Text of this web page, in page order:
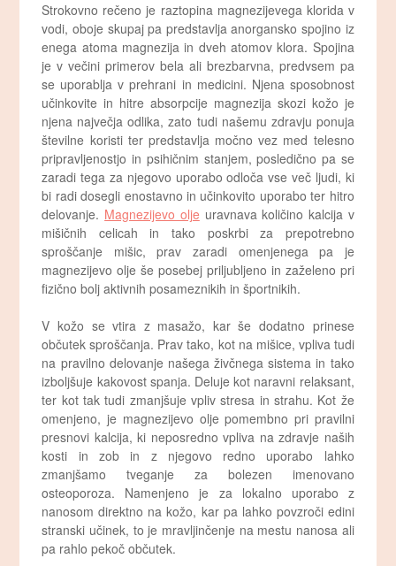
Strokovno rečeno je raztopina magnezijevega klorida v
vodi, oboje skupaj pa predstavlja anorgansko spojino iz
enega atoma magnezija in dveh atomov klora. Spojina
je v večini primerov bela ali brezbarvna, predvsem pa
se uporablja v prehrani in medicini. Njena sposobnost
učinkovite in hitre absorpcije magnezija skozi kožo je
njena največja odlika, zato tudi našemu zdravju ponuja
številne koristi ter predstavlja močno vez med telesno
pripravljenostjo in psihičnim stanjem, posledično pa se
zaradi tega za njegovo uporabo odloča vse več ljudi, ki
bi radi dosegli enostavno in učinkovito uporabo ter hitro
delovanje. Magnezijevo olje uravnava količino kalcija v
mišičnih celicah in tako poskrbi za prepotrebno
sproščanje mišic, prav zaradi omenjenega pa je
magnezijevo olje še posebej priljubljeno in zaželeno pri
fizično bolj aktivnih posameznikih in športnikih.
V kožo se vtira z masažo, kar še dodatno prinese
občutek sproščanja. Prav tako, kot na mišice, vpliva tudi
na pravilno delovanje našega živčnega sistema in tako
izboljšuje kakovost spanja. Deluje kot naravni relaksant,
ter kot tak tudi zmanjšuje vpliv stresa in strahu. Kot že
omenjeno, je magnezijevo olje pomembno pri pravilni
presnovi kalcija, ki neposredno vpliva na zdravje naših
kosti in zob in z njegovo redno uporabo lahko
zmanjšamo tveganje za bolezen imenovano
osteoporoza. Namenjeno je za lokalno uporabo z
nanosom direktno na kožo, kar pa lahko povzroči edini
stranski učinek, to je mravljinčenje na mestu nanosa ali
pa rahlo pekoč občutek.